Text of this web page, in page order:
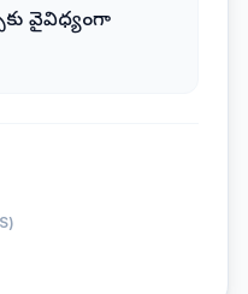
వైవిధ్యంగా